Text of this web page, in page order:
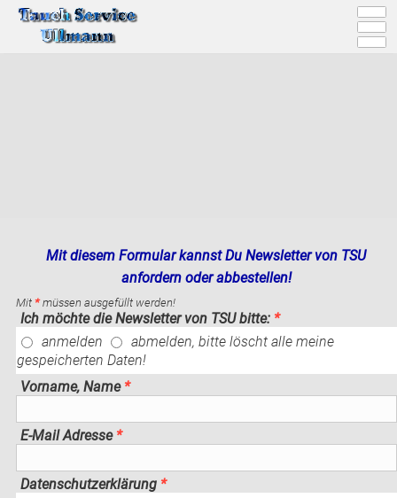
Mit diesem Formular kannst Du Newsletter von TSU
anfordern oder abbestellen!
Mit *müssen ausgefüllt werden!
Ich möchte die Newsletter von TSU bitte: *
anmelden
abmelden, bitte löscht alle meine
gespeicherten Daten!
Vorname, Name *
E-Mail Adresse *
Datenschutzerklärung *